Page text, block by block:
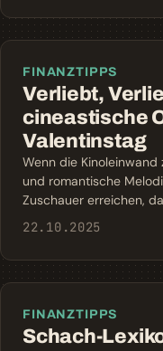
FINANZTIPPS
Verliebt,
cineastische
Valentinstag
Wenn die
und romantische
Zuschauer erreichen,
22.10.2025
FINANZTIPPS
Schach-